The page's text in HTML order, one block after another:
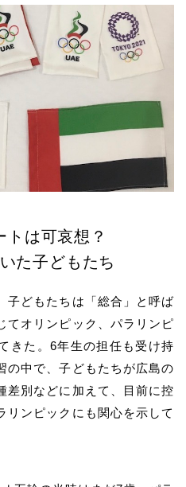
トは可哀想？
た子どもたち
子どもたちは「総合」と呼ば
てオリンピック、パラリンピ
きた。6年生の担任も受け持
の中で、子どもたちが広島の
差別などに加えて、目前に控
リンピックにも関心を示して